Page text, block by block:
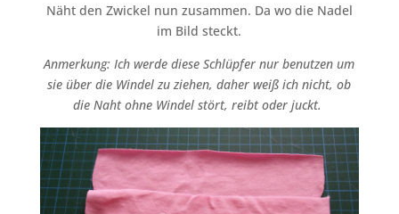
Näht den Zwickel nun zusammen. Da wo die Nadel
im Bild steckt.
Anmerkung: Ich werde diese Schlüpfer nur benutzen um
sie über die Windel zu ziehen, daher weiß ich nicht, ob
die Naht ohne Windel stört, reibt oder juckt.